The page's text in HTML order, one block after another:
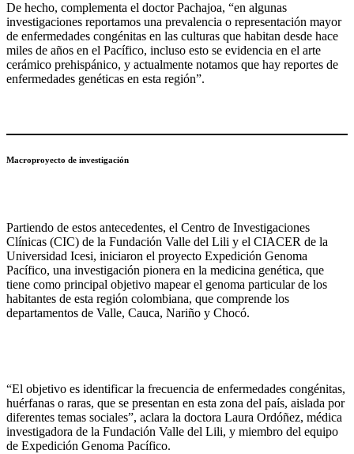
De hecho, complementa el doctor Pachajoa, “en algunas
investigaciones reportamos una prevalencia o representación mayor
de enfermedades congénitas en las culturas que habitan desde hace
miles de años en el Pacífico, incluso esto se evidencia en el arte
cerámico prehispánico, y actualmente notamos que hay reportes de
enfermedades genéticas en esta región”.
Macroproyecto de investigación
Partiendo de estos antecedentes, el Centro de Investigaciones
Clínicas (CIC) de la Fundación Valle del Lili y el CIACER de la
Universidad Icesi, iniciaron el proyecto Expedición Genoma
Pacífico, una investigación pionera en la medicina genética, que
tiene como principal objetivo mapear el genoma particular de los
habitantes de esta región colombiana, que comprende los
departamentos de Valle, Cauca, Nariño y Chocó.
“El objetivo es identificar la frecuencia de enfermedades congénitas,
huérfanas o raras, que se presentan en esta zona del país, aislada por
diferentes temas sociales”, aclara la doctora Laura Ordóñez, médica
investigadora de la Fundación Valle del Lili, y miembro del equipo
de Expedición Genoma Pacífico.